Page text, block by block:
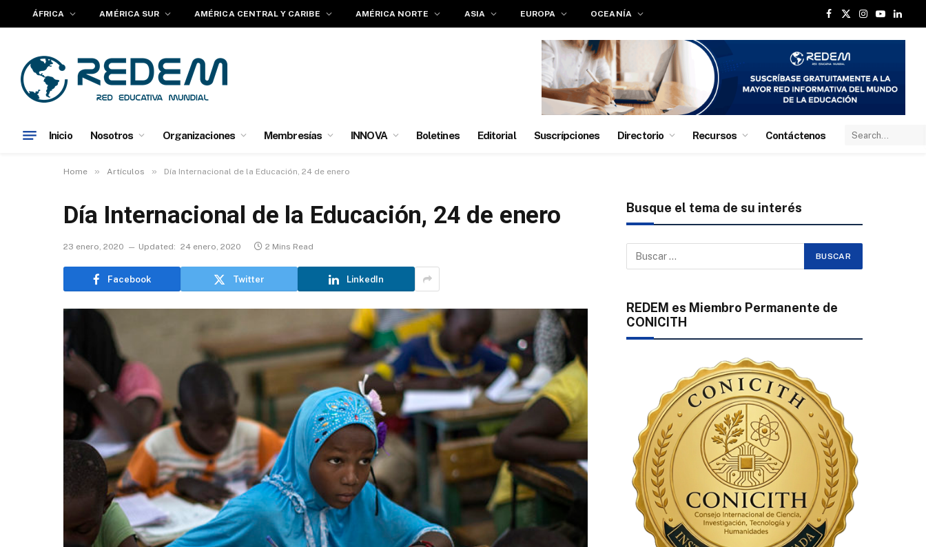
ÁFRICA AMÉRICA SUR AMÉRICA CENTRAL Y CARIBE AMÉRICA NORTE ASIA EUROPA OCEANÍA
Facebook
X
Instagram
YouTube
Inicio Nosotros Organizaciones Membresías INNOVA Boletines Editorial Suscrípciones Directorio Recursos Contáctenos
Home » Artículos » Día Internacional de la Educación, 24 de enero
Día Internacional de la Educación, 24 de enero
23 enero, 2020 Updated: 24 enero, 2020 2 Mins Read
Facebook Twitter LinkedIn
Busque el tema de su interés
REDEM es Miembro Permanente de
CONICITH